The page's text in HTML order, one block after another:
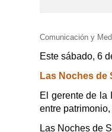
Comunicación y
Este sábado, 6
Las Noches de
El gerente de la
entre
Las Noches de